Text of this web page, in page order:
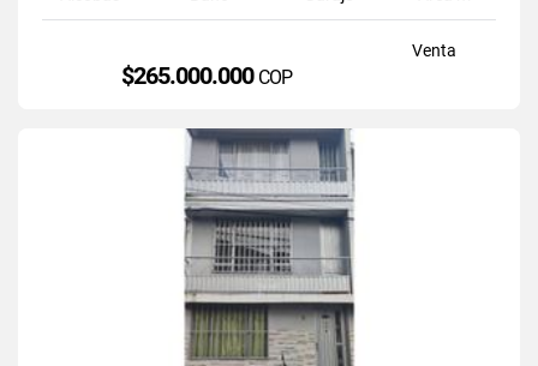
Venta
$265.000.000 COP